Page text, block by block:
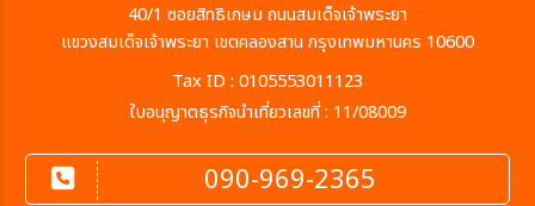
40/1 ซอยสิทธิเกษม ถนนสมเด็จเจ้าพระยา
แขวงสมเด็จเจ้าพระยา เขตคลองสาน กรุงเทพมหานคร 10600
Tax ID : 0105553011123
ใบอนุญาตธุรกิจนำเที่ยวเลขที่ : 11/08009
090-969-2365